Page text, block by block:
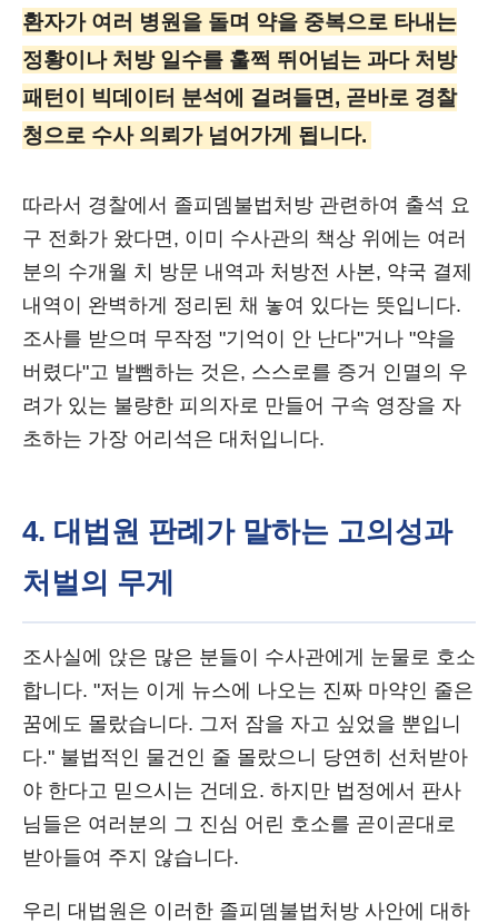
환자가 여러 병원을 돌며 약을 중복으로 타내는
정황이나 처방 일수를 훌쩍 뛰어넘는 과다 처방
패턴이 빅데이터 분석에 걸려들면, 곧바로 경찰
청으로 수사 의뢰가 넘어가게 됩니다.
따라서 경찰에서 졸피뎀불법처방 관련하여 출석 요
구 전화가 왔다면, 이미 수사관의 책상 위에는 여러
분의 수개월 치 방문 내역과 처방전 사본, 약국 결제
내역이 완벽하게 정리된 채 놓여 있다는 뜻입니다.
조사를 받으며 무작정 "기억이 안 난다"거나 "약을
버렸다"고 발뺌하는 것은, 스스로를 증거 인멸의 우
려가 있는 불량한 피의자로 만들어 구속 영장을 자
초하는 가장 어리석은 대처입니다.
4. 대법원 판례가 말하는 고의성과
처벌의 무게
조사실에 앉은 많은 분들이 수사관에게 눈물로 호소
합니다. "저는 이게 뉴스에 나오는 진짜 마약인 줄은
꿈에도 몰랐습니다. 그저 잠을 자고 싶었을 뿐입니
다." 불법적인 물건인 줄 몰랐으니 당연히 선처받아
야 한다고 믿으시는 건데요. 하지만 법정에서 판사
님들은 여러분의 그 진심 어린 호소를 곧이곧대로
받아들여 주지 않습니다.
우리 대법원은 이러한 졸피뎀불법처방 사안에 대하